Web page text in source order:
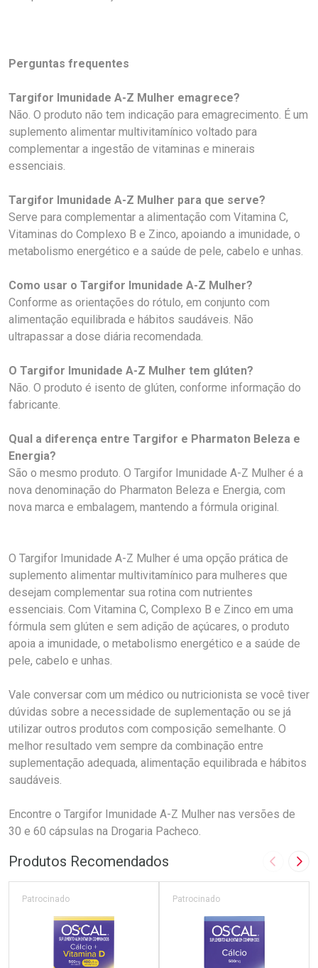
Perguntas frequentes
Targifor Imunidade A-Z Mulher emagrece?
Não. O produto não tem indicação para emagrecimento. É um
suplemento alimentar multivitamínico voltado para
complementar a ingestão de vitaminas e minerais
essenciais.
Targifor Imunidade A-Z Mulher para que serve?
Serve para complementar a alimentação com Vitamina C,
Vitaminas do Complexo B e Zinco, apoiando a imunidade, o
metabolismo energético e a saúde de pele, cabelo e unhas.
Como usar o Targifor Imunidade A-Z Mulher?
Conforme as orientações do rótulo, em conjunto com
alimentação equilibrada e hábitos saudáveis. Não
ultrapassar a dose diária recomendada.
O Targifor Imunidade A-Z Mulher tem glúten?
Não. O produto é isento de glúten, conforme informação do
fabricante.
Qual a diferença entre Targifor e Pharmaton Beleza e
Energia?
São o mesmo produto. O Targifor Imunidade A-Z Mulher é a
nova denominação do Pharmaton Beleza e Energia, com
nova marca e embalagem, mantendo a fórmula original.
O Targifor Imunidade A-Z Mulher é uma opção prática de
suplemento alimentar multivitamínico para mulheres que
desejam complementar sua rotina com nutrientes
essenciais. Com Vitamina C, Complexo B e Zinco em uma
fórmula sem glúten e sem adição de açúcares, o produto
apoia a imunidade, o metabolismo energético e a saúde de
pele, cabelo e unhas.
Vale conversar com um médico ou nutricionista se você tiver
dúvidas sobre a necessidade de suplementação ou se já
utilizar outros produtos com composição semelhante. O
melhor resultado vem sempre da combinação entre
suplementação adequada, alimentação equilibrada e hábitos
saudáveis.
Encontre o Targifor Imunidade A-Z Mulher nas versões de
30 e 60 cápsulas na Drogaria Pacheco.
Produtos Recomendados Imagem
Patrocinado Patrocinado